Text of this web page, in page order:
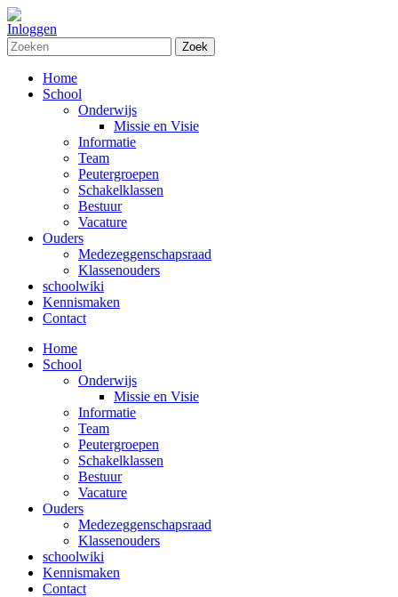
Inloggen
Zoek
Home
School
Onderwijs
Missie en Visie
Informatie
Team
Peutergroepen
Schakelklassen
Bestuur
Vacature
Ouders
Medezeggenschapsraad
Klassenouders
schoolwiki
Kennismaken
Contact
Home
School
Onderwijs
Missie en Visie
Informatie
Team
Peutergroepen
Schakelklassen
Bestuur
Vacature
Ouders
Medezeggenschapsraad
Klassenouders
schoolwiki
Kennismaken
Contact